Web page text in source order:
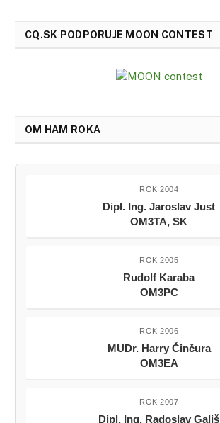
CQ.SK PODPORUJE MOON CONTEST
OM HAM ROKA
ROK 2004
Dipl. Ing. Jaroslav Just
OM3TA, SK
ROK 2005
Rudolf Karaba
OM3PC
ROK 2006
MUDr. Harry Činčura
OM3EA
ROK 2007
Dipl. Ing. Radoslav Gališ